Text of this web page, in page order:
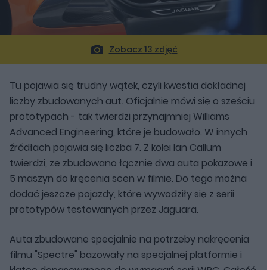
Zobacz 13 zdjęć
Tu pojawia się trudny wątek, czyli kwestia dokładnej
liczby zbudowanych aut. Oficjalnie mówi się o sześciu
prototypach - tak twierdzi przynajmniej Williams
Advanced Engineering, które je budowało. W innych
źródłach pojawia się liczba 7. Z kolei Ian Callum
twierdzi, że zbudowano łącznie dwa auta pokazowe i
5 maszyn do kręcenia scen w filmie. Do tego można
dodać jeszcze pojazdy, które wywodziły się z serii
prototypów testowanych przez Jaguara.
Auta zbudowane specjalnie na potrzeby nakręcenia
filmu "Spectre" bazowały na specjalnej platformie i